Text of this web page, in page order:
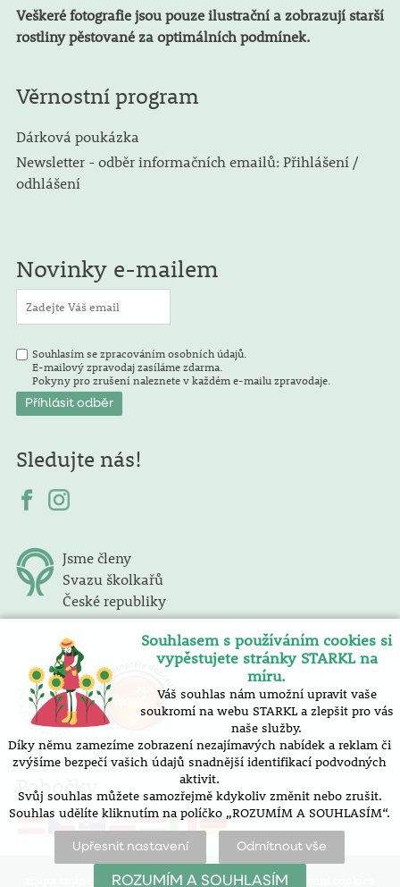
Veškeré fotografie jsou pouze ilustrační a zobrazují starší
rostliny pěstované za optimálních podmínek.
Věrnostní program
Dárková poukázka
Newsletter - odběr informačních emailů: Přihlášení /
odhlášení
Novinky e-mailem
Souhlasím se zpracováním osobních údajů.
E-mailový zpravodaj zasíláme zdarma.
Pokyny pro zrušení naleznete v každém e-mailu zpravodaje.
Sledujte nás!
Jsme členy
Svazu školkařů
České republiky
Pobočky
prohlášení o přístupnosti | nastavení cookies
Souhlasem s používáním cookies si
vypěstujete stránky STARKL na
míru.
Váš souhlas nám umožní upravit vaše
soukromí na webu STARKL a zlepšit pro vás
naše služby.
Díky němu zamezíme zobrazení nezajímavých nabídek a reklam či
zvýšíme bezpečí vašich údajů snadnější identifikací podvodných
aktivit.
Svůj souhlas můžete samozřejmě kdykoliv změnit nebo zrušit.
Souhlas udělíte kliknutím na políčko „ROZUMÍM A SOUHLASÍM“.
Upřesnit nastavení Odmítnout vše
ROZUMÍM A SOUHLASÍM